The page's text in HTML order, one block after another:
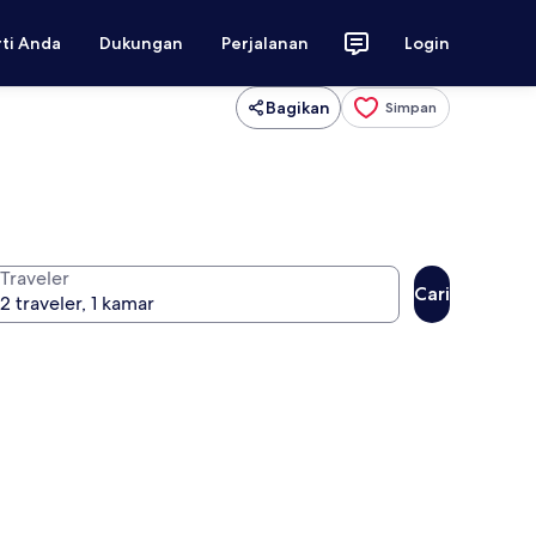
Anda Dukungan Perjalanan Login
Bagikan Simpan
Traveler
Cari